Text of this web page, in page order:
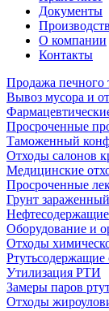
Документы
О компании
Контакты
Продажа печного
Вывоз мусора и
Просроченные
Таможенный
Отходы салонов
Медицинские
Просроченные
Грунт
Оборудование и
Отходы
Ртутьсодержащие
Утилизация РТИ
Замеры паров
Отходы